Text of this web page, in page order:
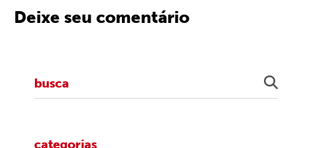
Deixe seu comentário
categorias